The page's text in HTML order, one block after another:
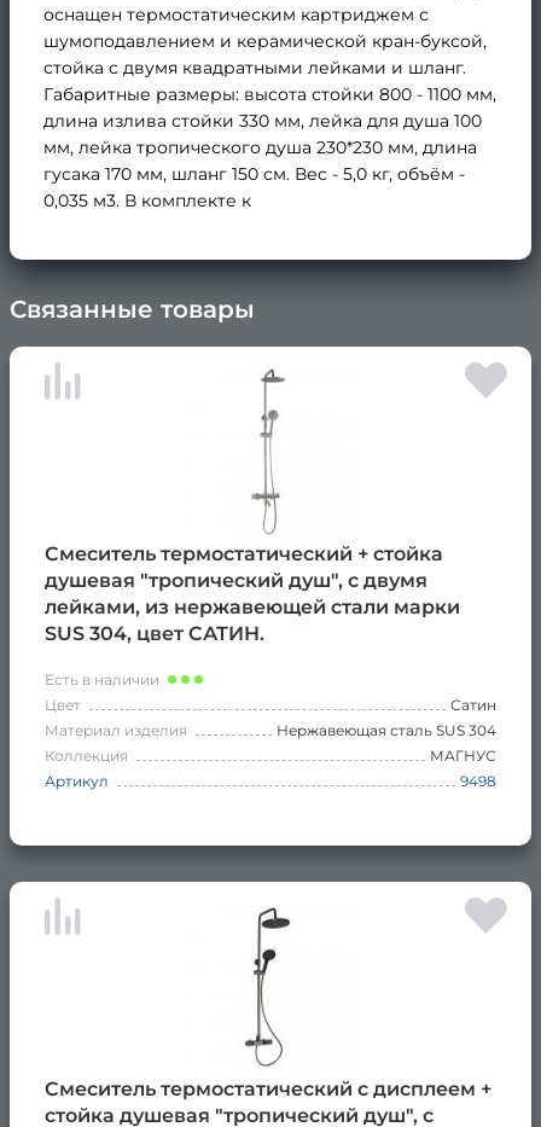
оснащен термостатическим картриджем с
шумоподавлением и керамической кран-буксой,
стойка с двумя квадратными лейками и шланг.
Габаритные размеры: высота стойки 800 - 1100 мм,
длина излива стойки 330 мм, лейка для душа 100
мм, лейка тропического душа 230*230 мм, длина
гусака 170 мм, шланг 150 см. Вес - 5,0 кг, объём -
0,035 м3. В комплекте к
Связанные товары
Смеситель термостатический + стойка
душевая "тропический душ", с двумя
лейками, из нержавеющей стали марки
SUS 304, цвет САТИН.
Есть в наличии
Цвет
Сатин
Материал изделия
Нержавеющая сталь SUS 304
Коллекция
МАГНУС
Артикул
9498
Смеситель термостатический с дисплеем +
стойка душевая "тропический душ", с